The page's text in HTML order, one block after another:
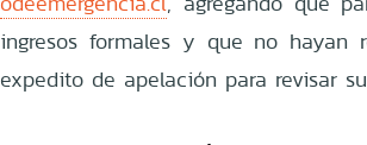
ingresos formales y que no hayan
expedito de apelación para revisar